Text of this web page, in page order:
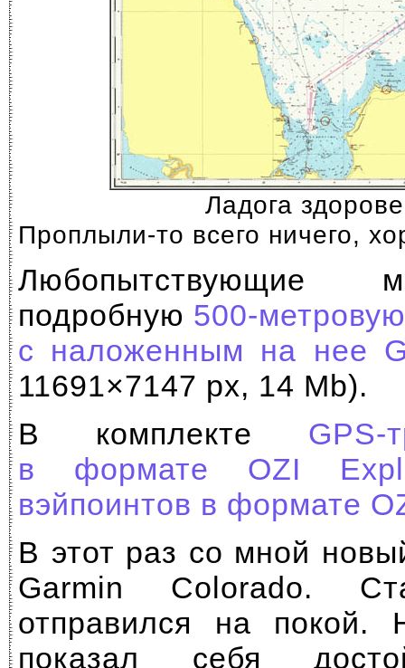
Ладога
Проплыли-то всего ничего,
Любопытствующие
подробную 500-
с наложенным на нее
11691×7147 px, 14 Mb).
В комплекте
в формате OZI
вэйпоинтов в формате
В этот раз со мной
Garmin Colorado.
отправился на покой.
показал себя